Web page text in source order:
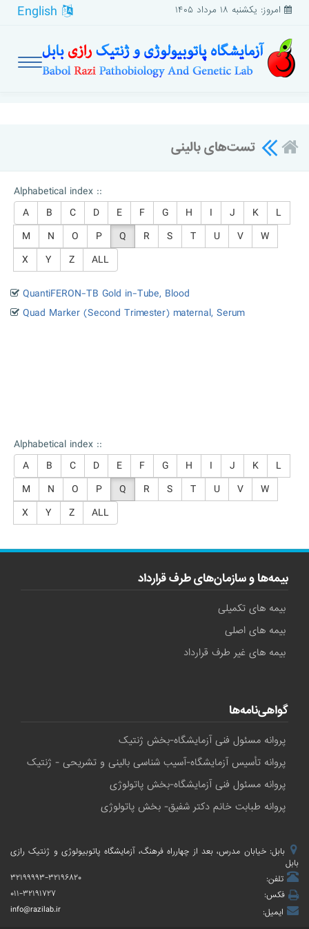
امروز: یکشنبه ۱۸ مرداد ۱۴۰۵
تست‌های بالینی
Alphabetical index ::
A
B C D E F G H I J K
L
M
N O P Q R S T U V
W
X
Y Z ALL
QuantiFERON-TB Gold in-Tube, Blood
Quad Marker (Second Trimester) maternal, Serum
Alphabetical index ::
A
B C D E F G H I J K
L
M
N O P Q R S T U V
W
X
Y Z ALL
بیمه‌ها و سازمان‌های طرف قرارداد
بیمه های تکمیلی
بیمه های اصلی
بیمه های غیر طرف قرارداد
گواهی‌نامه‌ها
پروانه مسئول فنی آزمایشگاه-بخش ژنتیک
پروانه تأسیس آزمایشگاه-آسیب شناسی بالینی و تشریحی - ژنتیک
پروانه مسئول فنی آزمایشگاه-بخش پاتولوژی
پروانه طبابت خانم دکتر شفیق- بخش پاتولوژی
بابل: خیابان مدرس، بعد از چهارراه فرهنگ، آزمایشگاه پاتوبیولوژی و ژنتیک رازی
بابل
تلفن:
۳۲۱۹۹۹۹۳-۳۲۱۹۶۸۲۰
فکس:
۰۱۱-۳۲۱۹۱۷۲۷
ایمیل:
info@razilab.ir